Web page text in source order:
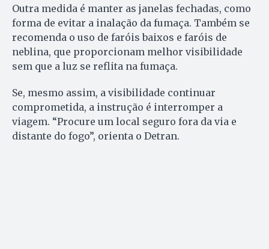
Outra medida é manter as janelas fechadas, como
forma de evitar a inalação da fumaça. Também se
recomenda o uso de faróis baixos e faróis de
neblina, que proporcionam melhor visibilidade
sem que a luz se reflita na fumaça.
Se, mesmo assim, a visibilidade continuar
comprometida, a instrução é interromper a
viagem. “Procure um local seguro fora da via e
distante do fogo”, orienta o Detran.